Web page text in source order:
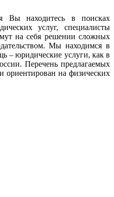
Вы находитесь в поисках
услуг, специалисты
на себя решении сложных
Мы находимся в
– юридические услуги, как в
Перечень предлагаемых
ориентирован на физических